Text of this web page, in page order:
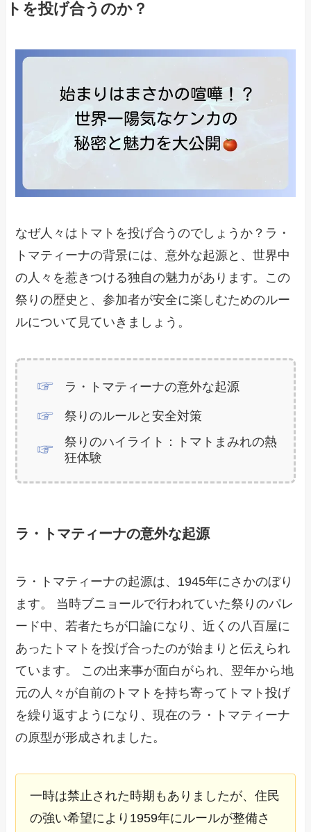
トを投げ合うのか？
なぜ人々はトマトを投げ合うのでしょうか？ラ・
トマティーナの背景には、意外な起源と、世界中
の人々を惹きつける独自の魅力があります。この
祭りの歴史と、参加者が安全に楽しむためのルー
ルについて見ていきましょう。
ラ・トマティーナの意外な起源
祭りのルールと安全対策
祭りのハイライト：トマトまみれの熱
狂体験
ラ・トマティーナの意外な起源
ラ・トマティーナの起源は、1945年にさかのぼり
ます。 当時ブニョールで行われていた祭りのパレ
ード中、若者たちが口論になり、近くの八百屋に
あったトマトを投げ合ったのが始まりと伝えられ
ています。 この出来事が面白がられ、翌年から地
元の人々が自前のトマトを持ち寄ってトマト投げ
を繰り返すようになり、現在のラ・トマティーナ
の原型が形成されました。
一時は禁止された時期もありましたが、住民
の強い希望により1959年にルールが整備さ